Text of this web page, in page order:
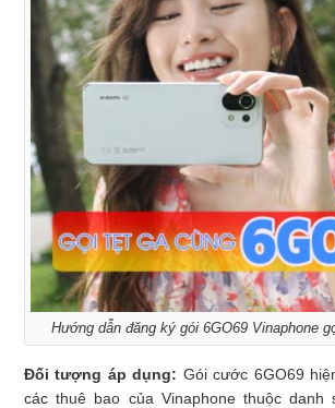
Hướng dẫn đăng ký gói 6GO69 Vinaphone
Đối tượng áp dụng: Gói cước 6GO69
các thuê bao của Vinaphone thuộc danh